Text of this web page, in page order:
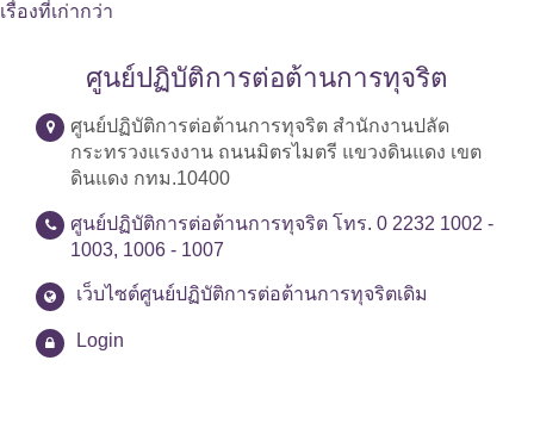
เรื่องที่เก่ากว่า
ศูนย์ปฏิบัติการต่อต้านการทุจริต
ศูนย์ปฏิบัติการต่อต้านการทุจริต สำนักงานปลัด
กระทรวงแรงงาน ถนนมิตรไมตรี แขวงดินแดง เขต
ดินแดง กทม.10400
ศูนย์ปฏิบัติการต่อต้านการทุจริต โทร. 0 2232 1002 -
1003, 1006 - 1007
เว็บไซต์ศูนย์ปฏิบัติการต่อต้านการทุจริตเดิม
Login